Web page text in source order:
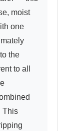
moist
one
the
to all
This